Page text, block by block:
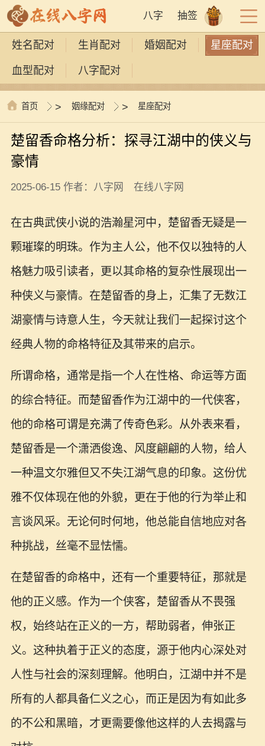
八字 抽签
姓名配对 生肖配对 婚姻配对 星座配对
血型配对 八字配对
首页 > 姻缘配对 > 星座配对
楚留香命格分析：探寻江湖中的侠义与
豪情
2025-06-15 作者：八字网 在线八字网
在古典武侠小说的浩瀚星河中，楚留香无疑是一
颗璀璨的明珠。作为主人公，他不仅以独特的人
格魅力吸引读者，更以其命格的复杂性展现出一
种侠义与豪情。在楚留香的身上，汇集了无数江
湖豪情与诗意人生，今天就让我们一起探讨这个
经典人物的命格特征及其带来的启示。
所谓命格，通常是指一个人在性格、命运等方面
的综合特征。而楚留香作为江湖中的一代侠客，
他的命格可谓是充满了传奇色彩。从外表来看，
楚留香是一个潇洒俊逸、风度翩翩的人物，给人
一种温文尔雅但又不失江湖气息的印象。这份优
雅不仅体现在他的外貌，更在于他的行为举止和
言谈风采。无论何时何地，他总能自信地应对各
种挑战，丝毫不显怯懦。
在楚留香的命格中，还有一个重要特征，那就是
他的正义感。作为一个侠客，楚留香从不畏强
权，始终站在正义的一方，帮助弱者，伸张正
义。这种执着于正义的态度，源于他内心深处对
人性与社会的深刻理解。他明白，江湖中并不是
所有的人都具备仁义之心，而正是因为有如此多
的不公和黑暗，才更需要像他这样的人去揭露与